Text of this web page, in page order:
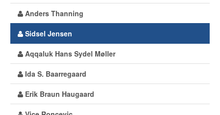
Anders Thanning
Sidsel Jensen
Aqqaluk Hans Sydel Møller
Ida S. Baarregaard
Erik Braun Haugaard